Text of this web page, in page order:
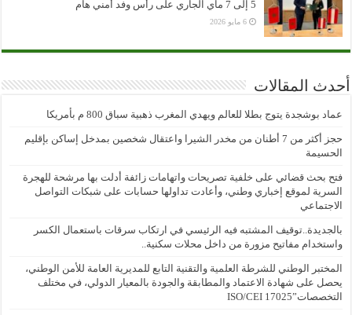
5 إلى 7 ماي الجاري على رأس وفد أمني هام
6 مايو 2026
أحدث المقالات
عماد بوشجدة يتوج بطلا للعالم ويهدي المغرب ذهبية سباق 800 م بأمريكا
حجز أكثر من 7 أطنان من مخدر الشيرا واعتقال شخصين بمدخل إساكن بإقليم
الحسيمة
فتح بحث قضائي على خلفية تصريحات واتهامات زائفة أدلت بها مرشحة للهجرة
السرية لموقع إخباري وطني، وأعادت تداولها حسابات على شبكات التواصل
الاجتماعي
بالجديدة..توقيف المشتبه فيه الرئيسي في ارتكاب سرقات باستعمال الكسر
واستخدام مفاتيح مزورة من داخل محلات سكنية..
المختبر الوطني للشرطة العلمية والتقنية التابع للمديرية العامة للأمن الوطني،
يحصل على شهادة الاعتماد والمطابقة والجودة بالمعيار الدولي، في مختلف
التخصصات”ISO/CEI 17025